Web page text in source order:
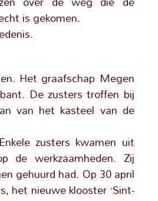
is gekomen.
Het graafschap Megen
De zusters troffen bij
van het kasteel van de
zusters kwamen uit
de werkzaamheden. Zij
gehuurd had. Op 30 april
het nieuwe klooster ‘Sint-